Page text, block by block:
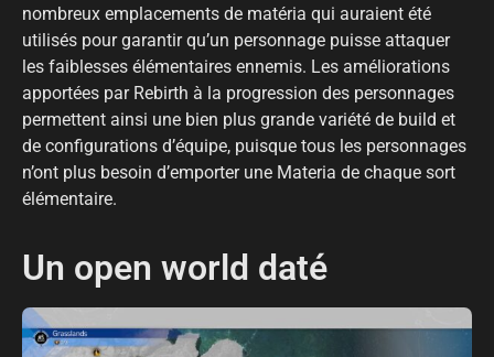
nombreux emplacements de matéria qui auraient été
utilisés pour garantir qu’un personnage puisse attaquer
les faiblesses élémentaires ennemis. Les améliorations
apportées par Rebirth à la progression des personnages
permettent ainsi une bien plus grande variété de build et
de configurations d’équipe, puisque tous les personnages
n’ont plus besoin d’emporter une Materia de chaque sort
élémentaire.
Un open world daté